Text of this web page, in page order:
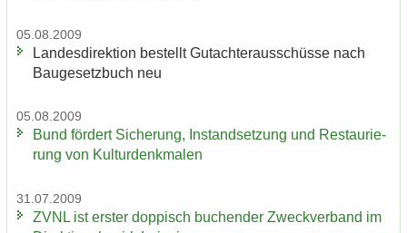
05.08.2009
Lan­des­di­rek­ti­on be­stellt Gut­ach­ter­aus­schüs­se nach
Bau­ge­setz­buch neu
05.08.2009
Bund för­dert Si­che­rung, In­stand­set­zung und Re­stau­rie­
rung von Kul­tur­denk­ma­len
31.07.2009
ZVNL ist ers­ter dop­pisch bu­chen­der Zweck­ver­band im